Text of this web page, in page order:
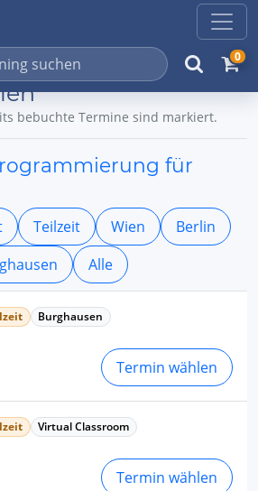
0
bebuchte Termine sind markiert.
für
Teilzeit Wien
Berlin
Alle
Burghausen
Termin wählen
Virtual Classroom
Termin wählen